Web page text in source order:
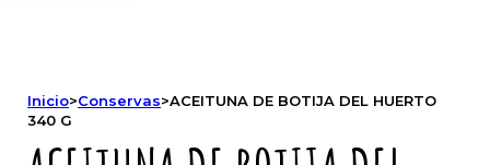
Inicio>Conservas>ACEITUNA DE BOTIJA DEL HUERTO
340 G